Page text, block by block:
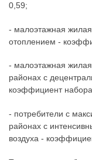
0,59;
- малоэтажная
отоплением -
- малоэтажная
районах с
коэффициент
- потребители с
районах с
воздуха -